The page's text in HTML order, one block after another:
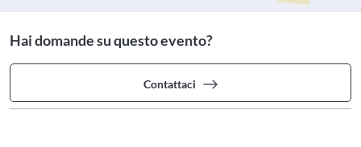
Hai domande su questo evento?
Contattaci